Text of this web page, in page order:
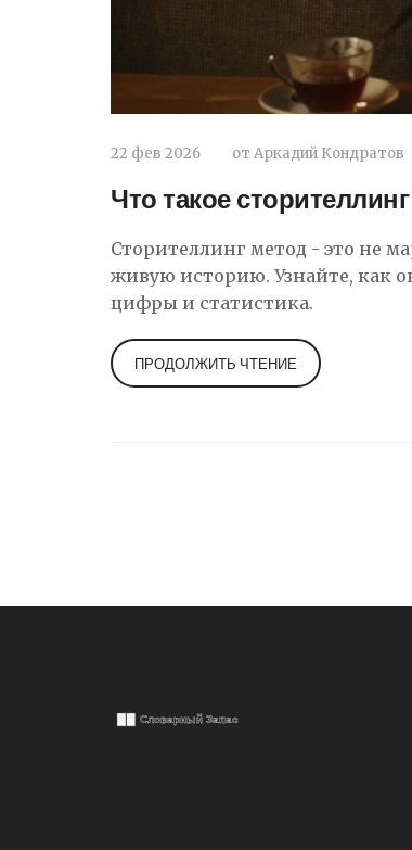
22 фев 2026 от Аркадий Кондратов
Что такое
Сторителлинг метод - это не
живую историю. Узнайте, как
цифры и статистика.
ПРОДОЛЖИТЬ ЧТЕНИЕ